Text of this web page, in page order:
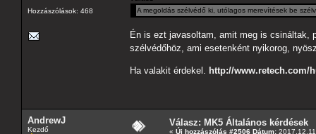
Hozzászólások: 468
A megoldás szélvédő ki, utólagos merevítések be
Én is ezt javasoltam, amit meg is csináltak,
szélvédőhöz, ami esetenként nyikorog,
Ha valakit érdekel. http://www.retech.com/
AndrewJ
Kezdő
Válasz: MK5 Általános kérdések
« Új hozzászólás #2506 Dátum: